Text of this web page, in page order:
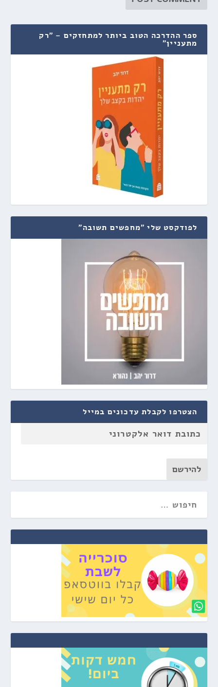
ספר ההדרכה הטוב ביותר למתחזקים – "רק
מתעניין"
לפודקסט שלי "מחפשים תשובה"
הצטרפו לקבלת עדכונים במייל
להירשם